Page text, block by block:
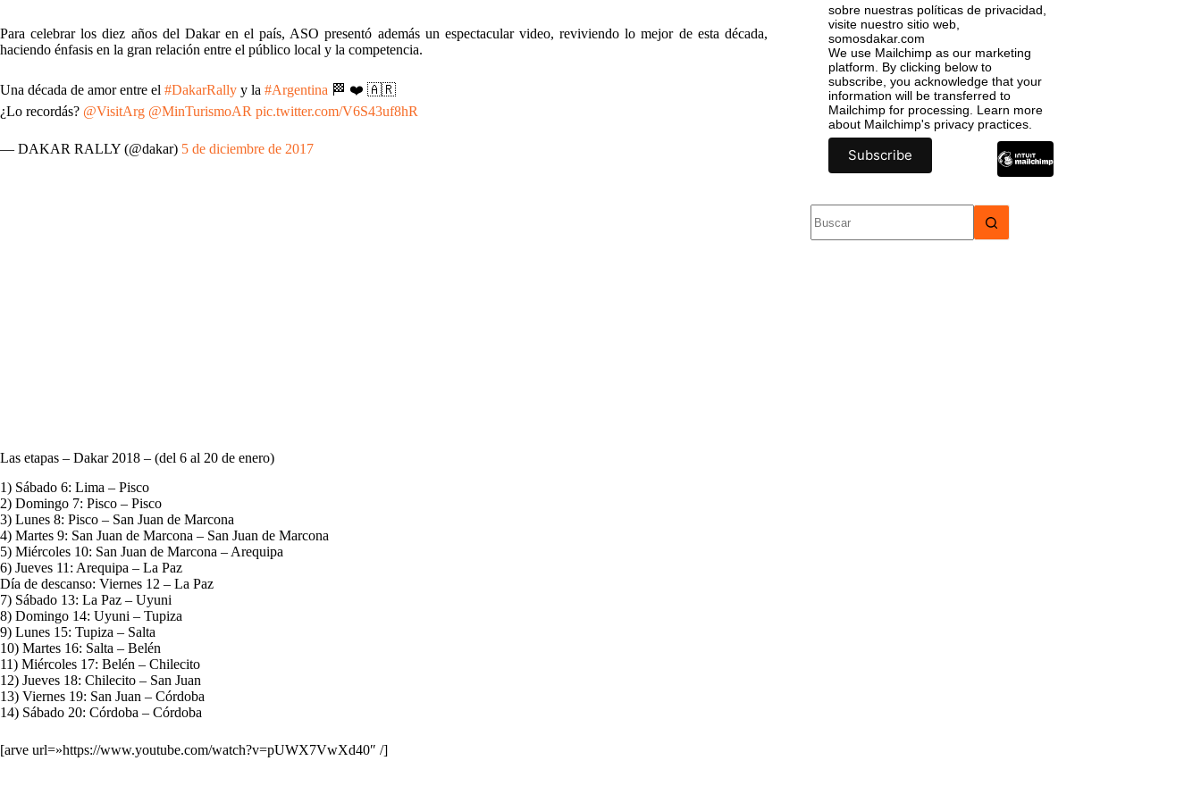
Para celebrar los diez años del Dakar en el país, ASO presentó además un espectacular video, reviviendo lo mejor de esta década,
haciendo énfasis en la gran relación entre el público local y la competencia.
Una década de amor entre el #DakarRally y la #Argentina 🏁 ❤️ 🇦🇷
¿Lo recordás? @VisitArg @MinTurismoAR pic.twitter.com/V6S43uf8hR
— DAKAR RALLY (@dakar) 5 de diciembre de 2017
Las etapas – Dakar 2018 – (del 6 al 20 de enero)
1) Sábado 6: Lima – Pisco
2) Domingo 7: Pisco – Pisco
3) Lunes 8: Pisco – San Juan de Marcona
4) Martes 9: San Juan de Marcona – San Juan de Marcona
5) Miércoles 10: San Juan de Marcona – Arequipa
6) Jueves 11: Arequipa – La Paz
Día de descanso: Viernes 12 – La Paz
7) Sábado 13: La Paz – Uyuni
8) Domingo 14: Uyuni – Tupiza
9) Lunes 15: Tupiza – Salta
10) Martes 16: Salta – Belén
11) Miércoles 17: Belén – Chilecito
12) Jueves 18: Chilecito – San Juan
13) Viernes 19: San Juan – Córdoba
14) Sábado 20: Córdoba – Córdoba
[arve url=»https://www.youtube.com/watch?v=pUWX7VwXd40″ /]
sobre nuestras políticas de privacidad,
visite nuestro sitio web,
somosdakar.com
We use Mailchimp as our marketing
platform. By clicking below to
subscribe, you acknowledge that your
information will be transferred to
Mailchimp for processing. Learn more
about Mailchimp's privacy practices.